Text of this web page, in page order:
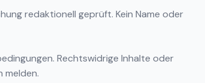
redaktionell geprüft. Kein Name oder
. Rechtswidrige Inhalte oder
melden.